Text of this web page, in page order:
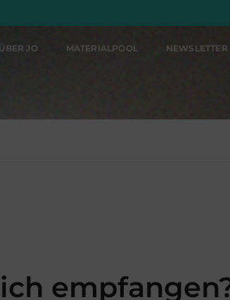
ÜBER JO MATERIALPOOL NEWSLETTER